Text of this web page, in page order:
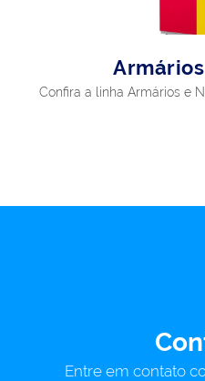
Confira a linha Armários e
Entre em contato